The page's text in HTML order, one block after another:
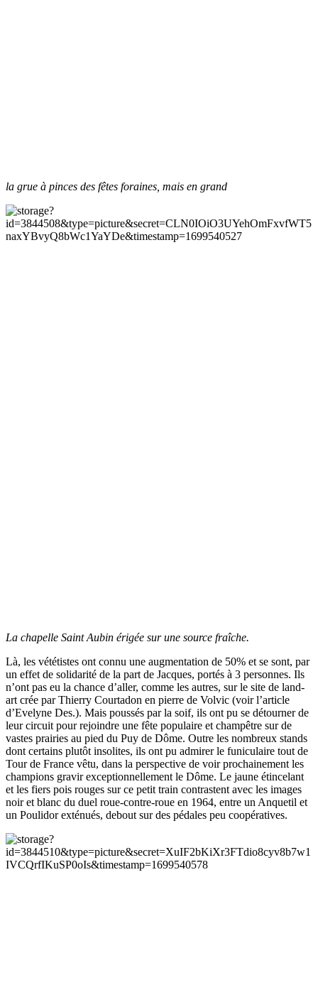
la grue à pinces des fêtes foraines, mais en grand
La chapelle Saint Aubin érigée sur une source fraîche.
Là, les vététistes ont connu une augmentation de 50% et se sont, par
un effet de solidarité de la part de Jacques, portés à 3 personnes. Ils
n’ont pas eu la chance d’aller, comme les autres, sur le site de land-
art crée par Thierry Courtadon en pierre de Volvic (voir l’article
d’Evelyne Des.). Mais poussés par la soif, ils ont pu se détourner de
leur circuit pour rejoindre une fête populaire et champêtre sur de
vastes prairies au pied du Puy de Dôme. Outre les nombreux stands
dont certains plutôt insolites, ils ont pu admirer le funiculaire tout de
Tour de France vêtu, dans la perspective de voir prochainement les
champions gravir exceptionnellement le Dôme. Le jaune étincelant
et les fiers pois rouges sur ce petit train contrastent avec les images
noir et blanc du duel roue-contre-roue en 1964, entre un Anquetil et
un Poulidor exténués, debout sur des pédales peu coopératives.